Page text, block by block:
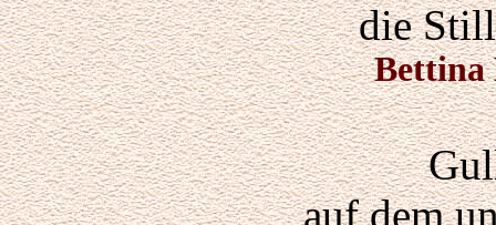
die
Bettina
auf dem